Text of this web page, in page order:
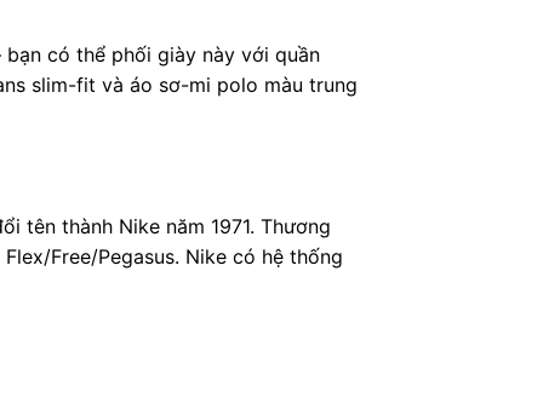
bạn có thể phối giày này với quần
slim-fit và áo sơ-mi polo màu trung
tên thành Nike năm 1971. Thương
Free/Pegasus. Nike có hệ thống